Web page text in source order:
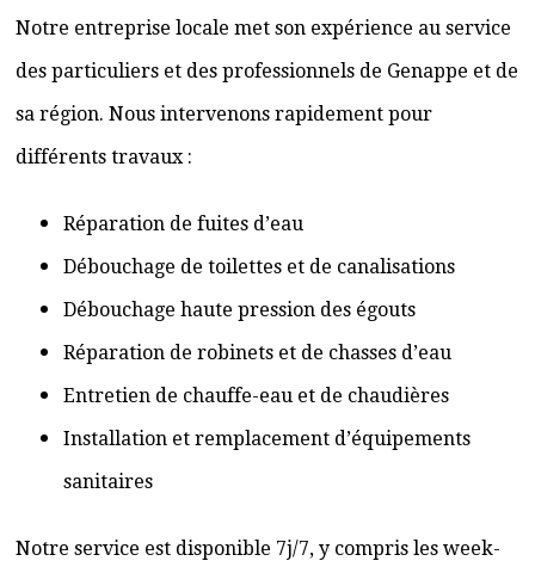
Notre entreprise locale met son expérience au service
des particuliers et des professionnels de Genappe et de
sa région. Nous intervenons rapidement pour
différents travaux :
Réparation de fuites d’eau
Débouchage de toilettes et de canalisations
Débouchage haute pression des égouts
Réparation de robinets et de chasses d’eau
Entretien de chauffe-eau et de chaudières
Installation et remplacement d’équipements
sanitaires
Notre service est disponible 7j/7, y compris les week-